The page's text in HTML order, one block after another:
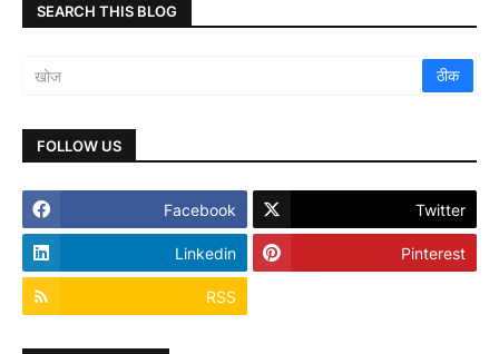
SEARCH THIS BLOG
FOLLOW US
Facebook Twitter
Linkedin Pinterest
RSS